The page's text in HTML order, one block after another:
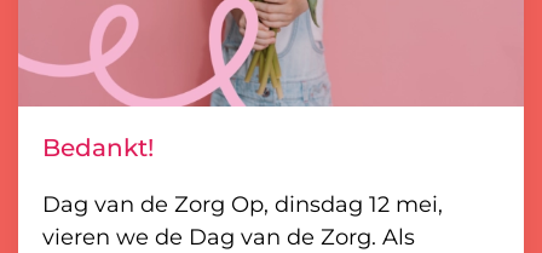
Bedankt!
Dag van de Zorg Op, dinsdag 12 mei,
vieren we de Dag van de Zorg. Als